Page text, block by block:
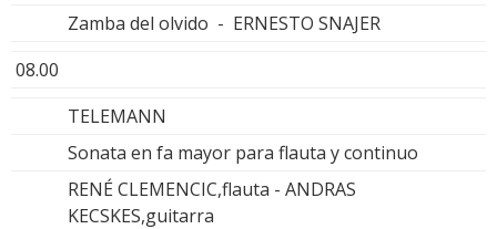
Zamba del olvido - ERNESTO SNAJER
08.00
TELEMANN
Sonata en fa mayor para flauta y continuo
RENÉ CLEMENCIC,flauta - ANDRAS
KECSKES,guitarra